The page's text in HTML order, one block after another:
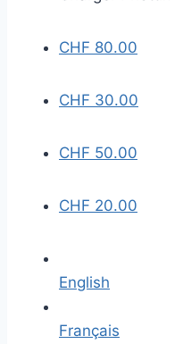
CHF 80.00
CHF 30.00
CHF 50.00
CHF 20.00
English
Français